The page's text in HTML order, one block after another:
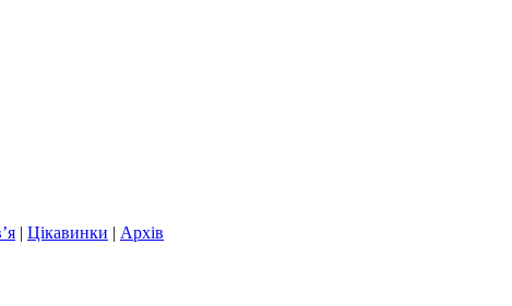
| Цікавинки | Архів